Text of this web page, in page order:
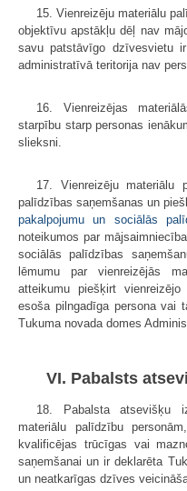
15. Vienreizēju materiālu
objektīvu apstākļu dēļ nav
savu patstāvīgo dzīvesvietu
administratīvā teritorija nav
16. Vienreizējas
starpību starp personas
slieksni.
17. Vienreizēju materiālu
palīdzības saņemšanas un
pakalpojumu un sociālās
noteikumos par
sociālās palīdzības
lēmumu par vienreizējās
atteikumu piešķirt
esoša pilngadīga persona vai
Tukuma novada domes
VI. Pabalsts
18. Pabalsta atsevišķu
materiālu palīdzību
kvalificējas trūcīgas vai
saņemšanai un ir deklarēta
un neatkarīgas dzīves